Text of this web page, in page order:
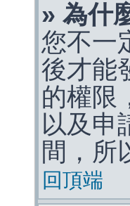
» 為什
您不一
後才能
的權限
以及申
間，所
回頂端